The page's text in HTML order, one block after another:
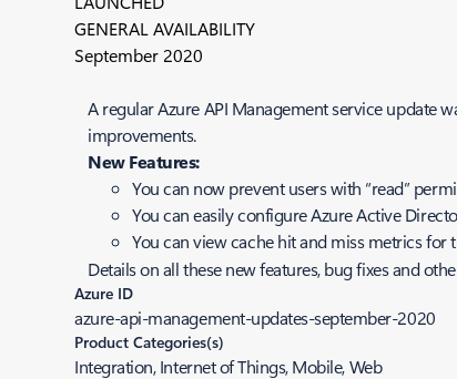
GENERAL AVAILABILITY
September 2020
A regular Azure API Management service update
improvements.
New Features:
You can now prevent users with “read”
You can easily configure Azure Active
You can view cache hit and miss metrics for
Details on all these new features, bug fixes and
Azure ID
azure-api-management-updates-september-2020
Product Categories(s)
Integration, Internet of Things, Mobile, Web